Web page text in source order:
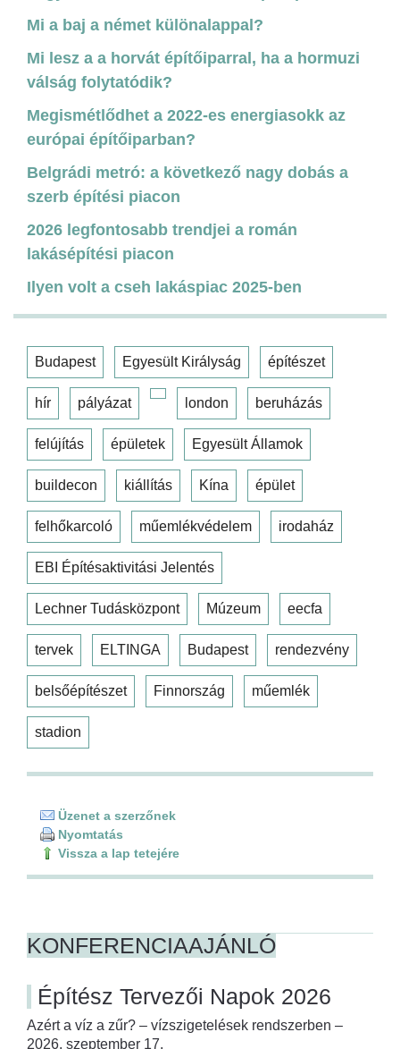
Mi a baj a német különalappal?
Mi lesz a a horvát építőiparral, ha a hormuzi
válság folytatódik?
Megismétlődhet a 2022-es energiasokk az
európai építőiparban?
Belgrádi metró: a következő nagy dobás a
szerb építési piacon
2026 legfontosabb trendjei a román
lakásépítési piacon
Ilyen volt a cseh lakáspiac 2025-ben
Budapest Egyesült Királyság építészet
hír pályázat london beruházás
felújítás épületek Egyesült Államok
buildecon kiállítás Kína épület
felhőkarcoló műemlékvédelem irodaház
EBI Építésaktivitási Jelentés
Lechner Tudásközpont Múzeum eecfa
tervek ELTINGA Budapest rendezvény
belsőépítészet Finnország műemlék
stadion
Üzenet a szerzőnek
Nyomtatás
Vissza a lap tetejére
KONFERENCIAAJÁNLÓ
Építész Tervezői Napok 2026
Azért a víz a zűr? – vízszigetelések rendszerben –
2026. szeptember 17.